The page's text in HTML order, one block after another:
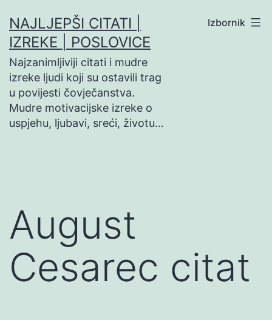
na
sadržaj
NAJLJEPŠI CITATI |
IZREKE | POSLOVICE
Najzanimljiviji citati i mudre
izreke ljudi koji su ostavili trag
u povijesti čovječanstva.
Mudre motivacijske izreke o
uspjehu, ljubavi, sreći, životu…
Izbornik
August
Cesarec citat